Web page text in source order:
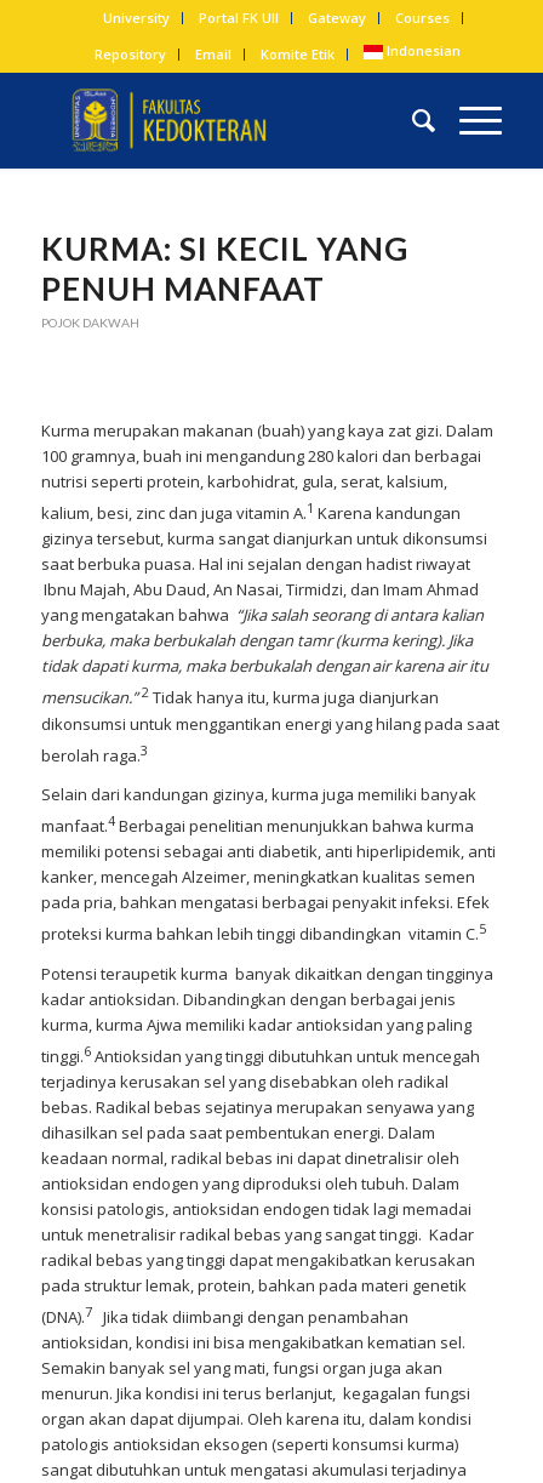
University Portal FK UII Gateway
Courses
Repository
Email Komite Etik Indonesian
KURMA: SI KECIL YANG
PENUH MANFAAT
POJOK DAKWAH
Kurma merupakan makanan (buah) yang kaya zat gizi. Dalam
100 gramnya, buah ini mengandung 280 kalori dan berbagai
nutrisi seperti protein, karbohidrat, gula, serat, kalsium,
kalium, besi, zinc dan juga vitamin A.1 Karena kandungan
gizinya tersebut, kurma sangat dianjurkan untuk dikonsumsi
saat berbuka puasa. Hal ini sejalan dengan hadist riwayat
Ibnu Majah, Abu Daud, An Nasai, Tirmidzi, dan Imam Ahmad
yang mengatakan bahwa “Jika salah seorang di antara kalian
berbuka, maka berbukalah dengan tamr (kurma kering). Jika
tidak dapati kurma, maka berbukalah dengan air karena air itu
mensucikan.”2Tidak hanya itu, kurma juga dianjurkan
dikonsumsi untuk menggantikan energi yang hilang pada saat
berolah raga.3
Selain dari kandungan gizinya, kurma juga memiliki banyak
manfaat.4Berbagai penelitian menunjukkan bahwa kurma
memiliki potensi sebagai anti diabetik, anti hiperlipidemik, anti
kanker, mencegah Alzeimer, meningkatkan kualitas semen
pada pria, bahkan mengatasi berbagai penyakit infeksi. Efek
proteksi kurma bahkan lebih tinggi dibandingkan vitamin C.5
Potensi teraupetik kurma banyak dikaitkan dengan tingginya
kadar antioksidan. Dibandingkan dengan berbagai jenis
kurma, kurma Ajwa memiliki kadar antioksidan yang paling
tinggi.6Antioksidan yang tinggi dibutuhkan untuk mencegah
terjadinya kerusakan sel yang disebabkan oleh radikal
bebas. Radikal bebas sejatinya merupakan senyawa yang
dihasilkan sel pada saat pembentukan energi. Dalam
keadaan normal, radikal bebas ini dapat dinetralisir oleh
antioksidan endogen yang diproduksi oleh tubuh. Dalam
konsisi patologis, antioksidan endogen tidak lagi memadai
untuk menetralisir radikal bebas yang sangat tinggi. Kadar
radikal bebas yang tinggi dapat mengakibatkan kerusakan
pada struktur lemak, protein, bahkan pada materi genetik
(DNA).7Jika tidak diimbangi dengan penambahan
antioksidan, kondisi ini bisa mengakibatkan kematian sel.
Semakin banyak sel yang mati, fungsi organ juga akan
menurun. Jika kondisi ini terus berlanjut, kegagalan fungsi
organ akan dapat dijumpai. Oleh karena itu, dalam kondisi
patologis antioksidan eksogen (seperti konsumsi kurma)
sangat dibutuhkan untuk mengatasi akumulasi terjadinya